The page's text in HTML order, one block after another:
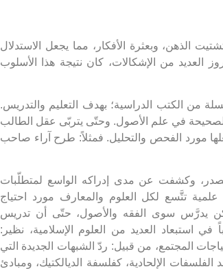
الذهن، وبعثرة الأفكار، مما يجعل الاستدلال
العديد من الإشكالات، كان نتيجة هذا الأسلوب
من الكتب الدراسية؛ بهدف التعليم والتدريس.
في علم الأصول. وحتّى يتربّى عقل الطالب
مورد الفحص والتحليل. فمثلاً: طرح آراء صاحب
وكشفت عن مدى إدراكه الواسع لمتطلّبات
تتَّسع لكل العلوم والمعارف مورد احتياج
يدرَّس سوى الفقه والأصول، حتّى أن تدريس
استبعاد العديد من العلوم الإسلامية، نظير:
المجتمع، من قبيل: ردّ الشبهات الجديدة التي
الإلحادية، كفلسفة الديالكتيك، ومبادئ